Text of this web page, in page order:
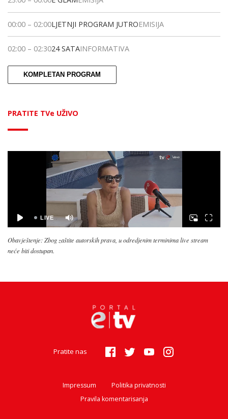
00:00 – 02:00LJETNJI PROGRAM JUTROEMISIJA
02:00 – 02:3024 SATAINFORMATIVA
KOMPLETAN PROGRAM
PRATITE TVe UŽIVO
Obavještenje: Zbog zaštite autorskih prava, u odredjenim terminima live stream
neće biti dostupan.
Pratite nas
Impressum
Politika privatnosti
Pravila komentarisanja